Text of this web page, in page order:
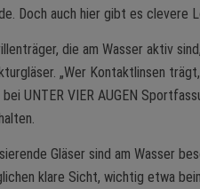
Doch auch hier gibt es clevere
die am Wasser aktiv
„Wer Kontaktlinsen
UNTER VIER AUGEN
Gläser sind am Wasser
klare Sicht, wichtig etwa